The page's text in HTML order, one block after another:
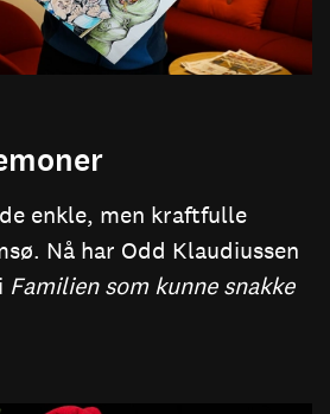
enkle, men kraftfulle
Nå har Odd Klaudiussen
Familien som kunne snakke